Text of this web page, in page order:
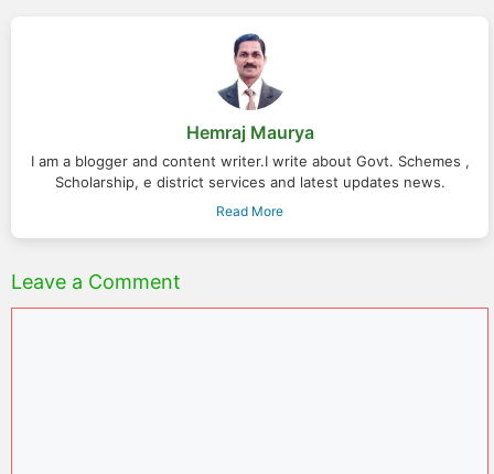
Hemraj Maurya
I am a blogger and content writer.I write about Govt. Schemes ,
Scholarship, e district services and latest updates news.
Read More
Leave a Comment